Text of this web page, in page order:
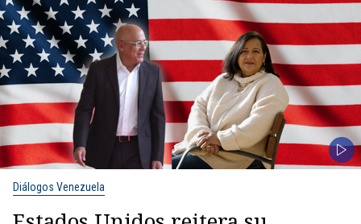
Diálogos Venezuela